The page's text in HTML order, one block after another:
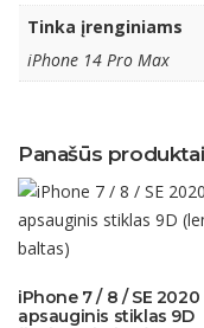
Tinka įrenginiams
iPhone 14 Pro Max
Panašūs produktai
iPhone 7 / 8 / SE 2020
apsauginis stiklas 9D